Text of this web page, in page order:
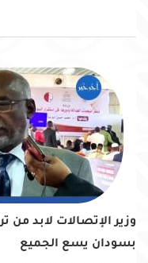
وزير الإتصالات لابد من
بسودان يسع الجميع